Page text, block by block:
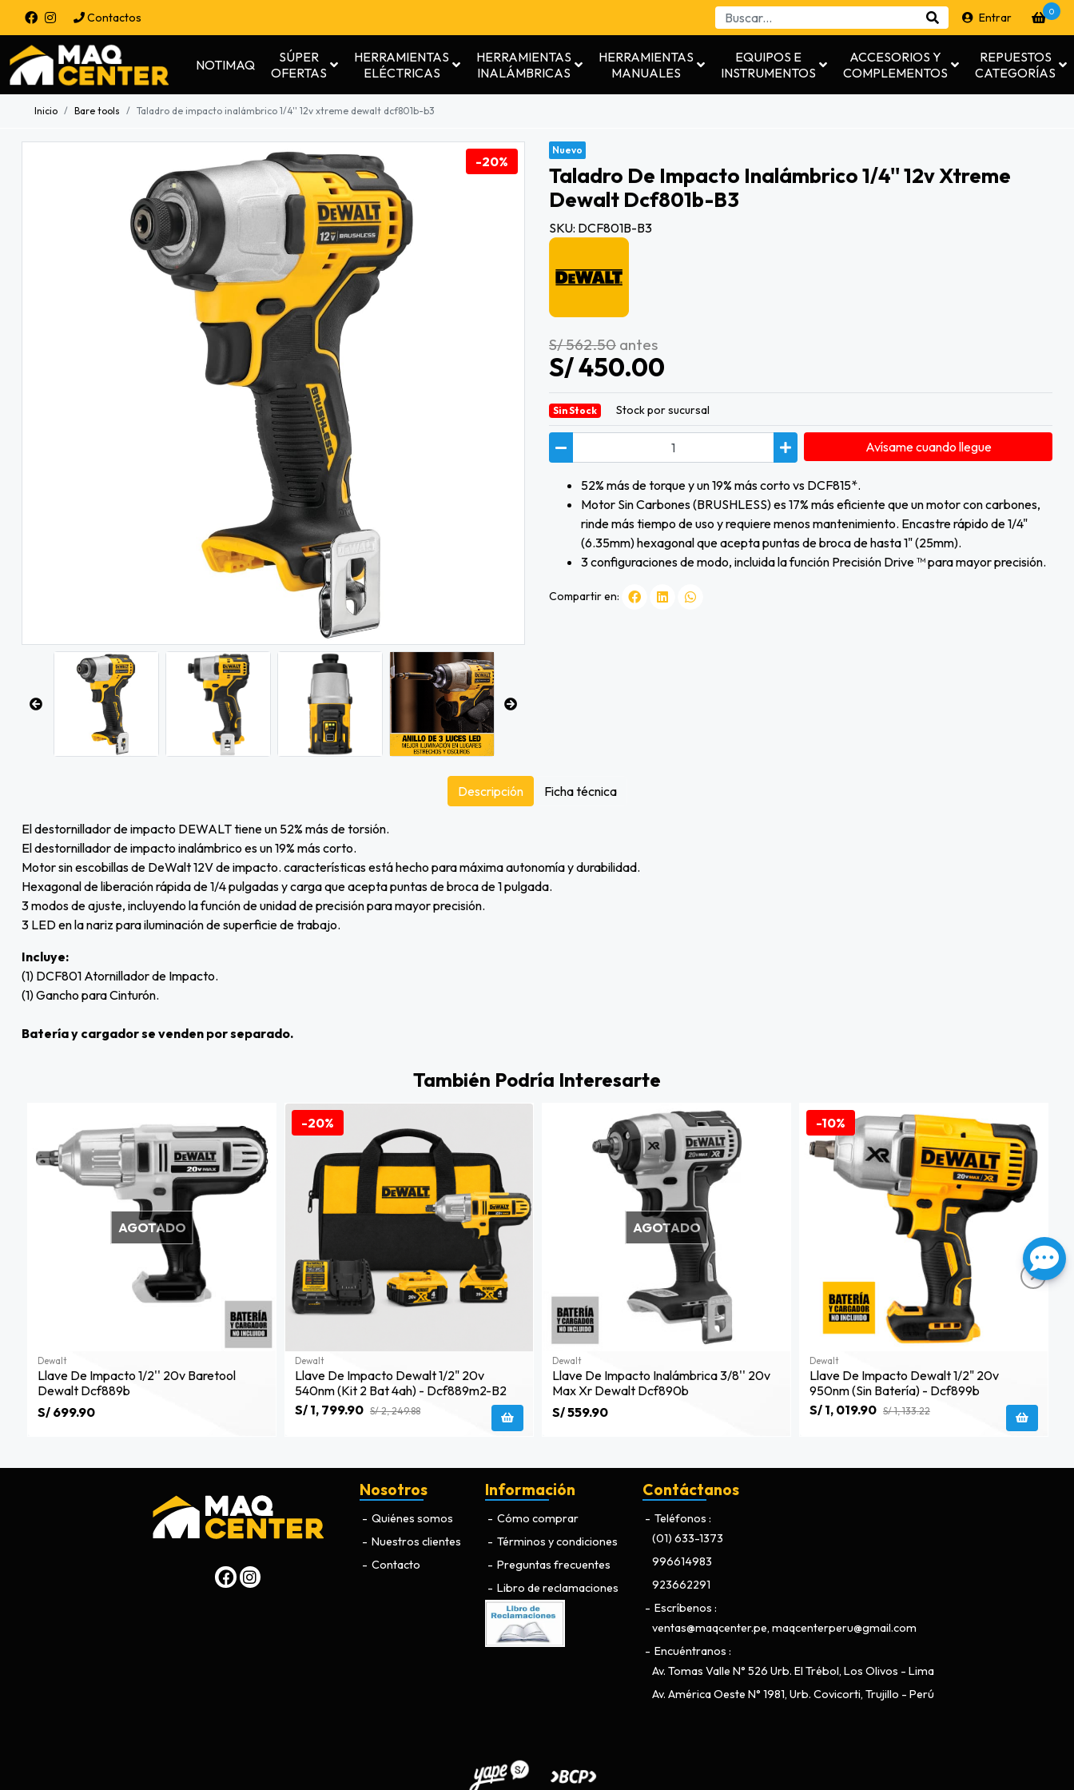
Contactos Entrar 0
NOTIMAQ
SÚPER
OFERTAS
HERRAMIENTAS
ELÉCTRICAS
HERRAMIENTAS
INALÁMBRICAS
HERRAMIENTAS
MANUALES
EQUIPOS E
INSTRUMENTOS
ACCESORIOS Y
COMPLEMENTOS
REPUESTOS
CATEGORÍAS
Inicio Bare tools Taladro de impacto inalámbrico 1/4'' 12v xtreme dewalt dcf801b-b3
-20%
Nuevo
Taladro De Impacto Inalámbrico 1/4'' 12v Xtreme
Dewalt Dcf801b-B3
SKU: DCF801B-B3
S/ 562.50 antes
S/ 450.00
Sin Stock Stock por sucursal
Avísame cuando llegue
52% más de torque y un 19% más corto vs DCF815*.
Motor Sin Carbones (BRUSHLESS) es 17% más eficiente que un motor con carbones,
rinde más tiempo de uso y requiere menos mantenimiento. Encastre rápido de 1/4"
(6.35mm) hexagonal que acepta puntas de broca de hasta 1" (25mm).
3 configuraciones de modo, incluida la función Precisión Drive ™ para mayor precisión.
Compartir en:
El destornillador de impacto DEWALT tiene un 52% más de torsión.
El destornillador de impacto inalámbrico es un 19% más corto.
Motor sin escobillas de DeWalt 12V de impacto. características está hecho para máxima autonomía y durabilidad.
Hexagonal de liberación rápida de 1/4 pulgadas y carga que acepta puntas de broca de 1 pulgada.
3 modos de ajuste, incluyendo la función de unidad de precisión para mayor precisión.
3 LED en la nariz para iluminación de superficie de trabajo.
Incluye:
(1) DCF801 Atornillador de Impacto.
(1) Gancho para Cinturón.
Batería y cargador se venden por separado.
Descripción Ficha técnica
También Podría Interesarte
AGOTADO
Dewalt
Llave De Impacto 1/2'' 20v Baretool
Dewalt Dcf889b
S/ 699.90
-20%
Dewalt
Llave De Impacto Dewalt 1/2" 20v
540nm (kit 2 Bat 4ah) - Dcf889m2-B2
S/ 1, 799.90 S/ 2, 249.88
AGOTADO
Dewalt
Llave De Impacto Inalámbrica 3/8'' 20v
Max Xr Dewalt Dcf890b
S/ 559.90
-10%
Dewalt
Llave De Impacto Dewalt 1/2" 20v
950nm (sin Batería) - Dcf899b
S/ 1, 019.90 S/ 1, 133.22
Nosotros
Quiénes somos
Nuestros clientes
Contacto
Información
Cómo comprar
Términos y condiciones
Preguntas frecuentes
Libro de reclamaciones
Contáctanos
Teléfonos
(01) 633-1373
996614983
923662291
Escríbenos
ventas@maqcenter.pe, maqcenterperu@gmail.com
Encuéntranos
Av. Tomas Valle N° 526 Urb. El Trébol, Los Olivos - Lima
Av. América Oeste N° 1981, Urb. Covicorti, Trujillo - Perú